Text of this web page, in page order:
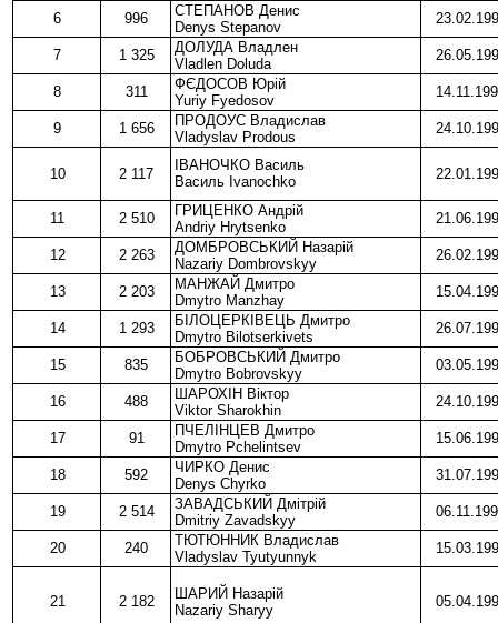
6 996
СТЕПАНОВ Денис
Denys Stepanov
7 1 325
ДОЛУДА Владлен
Vladlen Doluda
8 311
ФЄДОСОВ Юрій
Yuriy Fyedosov
9 1 656
ПРОДОУС Владислав
Vladyslav Prodous
10 2 117
ІВАНОЧКО Василь
Василь Ivanochko
11 2 510
ГРИЦЕНКО Андрій
Andriy Hrytsenko
12 2 263
ДОМБРОВСЬКИЙ Назарій
Nazariy Dombrovskyy
13 2 203
МАНЖАЙ Дмитро
Dmytro Manzhay
14 1 293
БІЛОЦЕРКІВЕЦЬ Дмитро
Dmytro Bilotserkivets
15 835
БОБРОВСЬКИЙ Дмитро
Dmytro Bobrovskyy
16 488
ШАРОХІН Віктор
Viktor Sharokhin
17 91
ПЧЕЛІНЦЕВ Дмитро
Dmytro Pchelintsev
18 592
ЧИРКО Денис
Denys Chyrko
19 2 514
ЗАВАДСЬКИЙ Дмітрій
Dmitriy Zavadskyy
20 240
ТЮТЮННИК Владислав
Vladyslav Tyutyunnyk
21 2 182
ШАРИЙ Назарій
Nazariy Sharyy